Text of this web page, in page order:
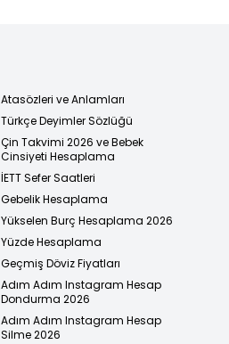
Atasözleri ve Anlamları
Türkçe Deyimler Sözlüğü
Çin Takvimi 2026 ve Bebek
Cinsiyeti Hesaplama
İETT Sefer Saatleri
Gebelik Hesaplama
Yükselen Burç Hesaplama 2026
Yüzde Hesaplama
Geçmiş Döviz Fiyatları
Adım Adım Instagram Hesap
Dondurma 2026
Adım Adım Instagram Hesap
Silme 2026